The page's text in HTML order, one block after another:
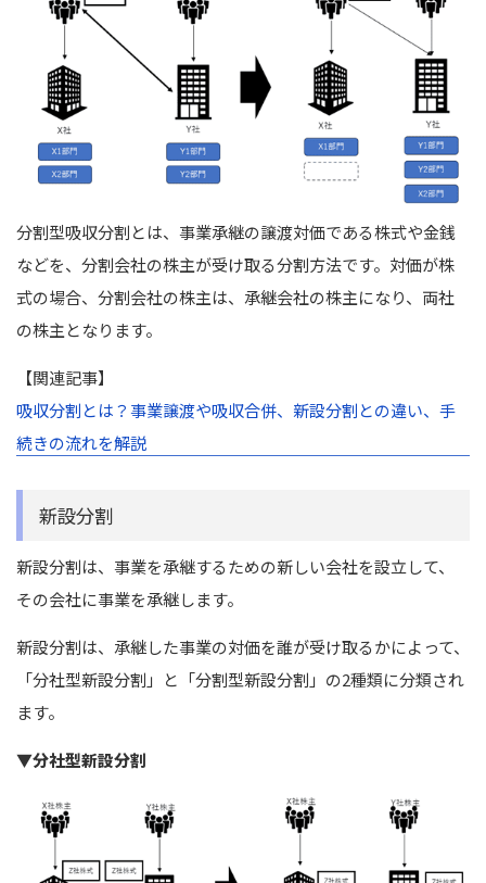
分割型吸収分割とは、事業承継の譲渡対価である株式や金銭
などを、分割会社の株主が受け取る分割方法です。 対価が株
式の場合、分割会社の株主は、承継会社の株主になり、両社
の株主となります。
【関連記事】
吸収分割とは？事業譲渡や吸収合併、新設分割との違い、手
続きの流れを解説
新設分割
新設分割は、事業を承継するための新しい会社を設立して、
その会社に事業を承継します。
新設分割は、承継した事業の対価を誰が受け取るかによって、
「分社型新設分割」と「分割型新設分割」の2種類に分類され
ます。
▼分社型新設分割